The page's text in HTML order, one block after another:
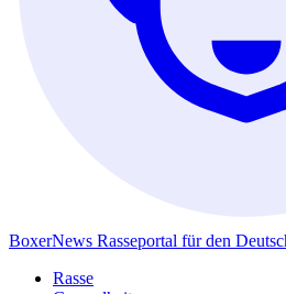
BoxerNews Rasseportal für den
Rasse